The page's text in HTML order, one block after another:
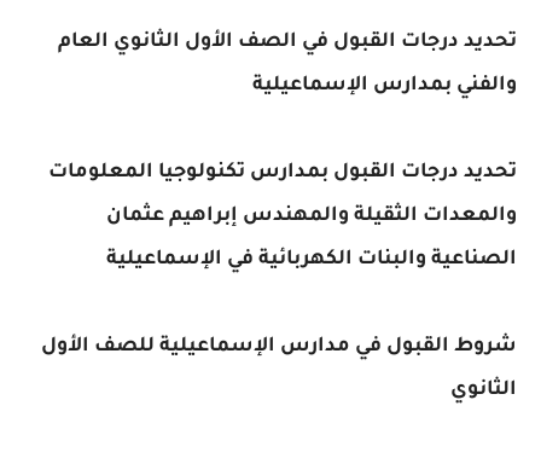
تحديد درجات القبول في الصف الأول الثانوي العام
والفني بمدارس الإسماعيلية
تحديد درجات القبول بمدارس تكنولوجيا المعلومات
والمعدات الثقيلة والمهندس إبراهيم عثمان
الصناعية والبنات الكهربائية في الإسماعيلية
شروط القبول في مدارس الإسماعيلية للصف الأول
الثانوي